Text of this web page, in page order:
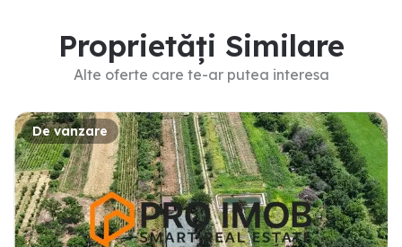
Proprietăți Similare
Alte oferte care te-ar putea interesa
De vanzare